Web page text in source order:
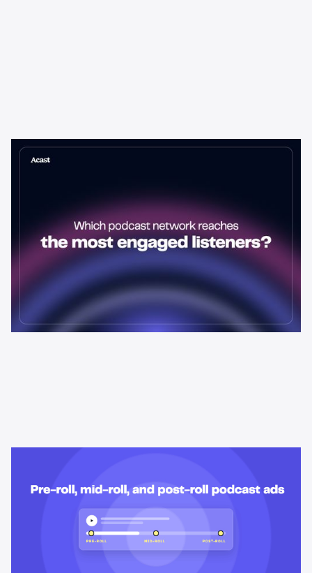
Learning & Guides
Qual Rede de Podcast Alcança os
escolha para anunciantes. Veja como avaliar o engajamento do
ouvinte — e por que isso importa mais do que o alcance bruto.
roll em podcast: qual a diferença?
Anúncios pre-roll, mid-roll e post-roll em podcast explicados:
como cada posicionamento funciona, quanto custa e qual se
encaixa no objetivo da sua campanha.